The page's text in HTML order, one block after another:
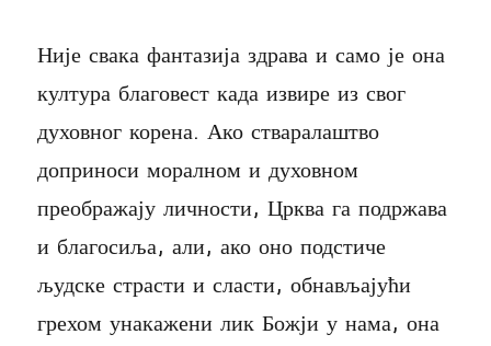
Није свака фантазија здрава и само је она
култура благовест када извире из свог
духовног корена. Ако стваралаштво
доприноси моралном и духовном
преображају личности, Црква га подржава
и благосиља, али, ако оно подстиче
људске страсти и сласти, обнављајући
грехом унакажени лик Божји у нама, она